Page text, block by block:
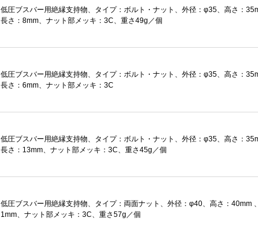
低圧ブスバー用絶縁支持物、タイプ：ボルト・ナット、外径：φ35、高さ：
長さ：8mm、ナット部メッキ：3C、重さ49g／個
低圧ブスバー用絶縁支持物、タイプ：ボルト・ナット、外径：φ35、高さ：
長さ：6mm、ナット部メッキ：3C
低圧ブスバー用絶縁支持物、タイプ：ボルト・ナット、外径：φ35、高さ：
長さ：13mm、ナット部メッキ：3C、重さ45g／個
低圧ブスバー用絶縁支持物、タイプ：両面ナット、外径：φ40、高さ：40mm
1mm、ナット部メッキ：3C、重さ57g／個